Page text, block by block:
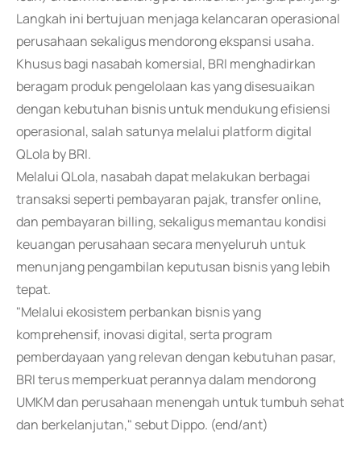
Langkah ini bertujuan menjaga kelancaran operasional
perusahaan sekaligus mendorong ekspansi usaha.
Khusus bagi nasabah komersial, BRI menghadirkan
beragam produk pengelolaan kas yang disesuaikan
dengan kebutuhan bisnis untuk mendukung efisiensi
operasional, salah satunya melalui platform digital
QLola by BRI.
Melalui QLola, nasabah dapat melakukan berbagai
transaksi seperti pembayaran pajak, transfer online,
dan pembayaran billing, sekaligus memantau kondisi
keuangan perusahaan secara menyeluruh untuk
menunjang pengambilan keputusan bisnis yang lebih
tepat.
"Melalui ekosistem perbankan bisnis yang
komprehensif, inovasi digital, serta program
pemberdayaan yang relevan dengan kebutuhan pasar,
BRI terus memperkuat perannya dalam mendorong
UMKM dan perusahaan menengah untuk tumbuh sehat
dan berkelanjutan," sebut Dippo. (end/ant)